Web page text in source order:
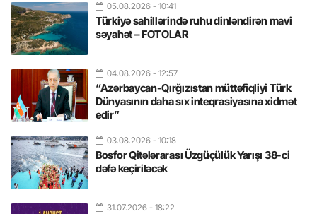
05.08.2026 - 10:41
Türkiyə sahillərində ruhu dinləndirən mavi
səyahət – FOTOLAR
04.08.2026 - 12:57
“Azərbaycan-Qırğızıstan müttəfiqliyi Türk
Dünyasının daha sıx inteqrasiyasına xidmət
edir”
03.08.2026 - 10:18
Bosfor Qitələrarası Üzgüçülük Yarışı 38-ci
dəfə keçiriləcək
31.07.2026 - 18:22